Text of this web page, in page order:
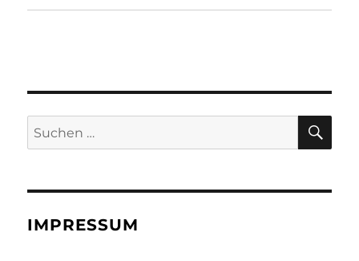
Suchen
nach:
IMPRESSUM